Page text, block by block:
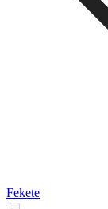
Fekete